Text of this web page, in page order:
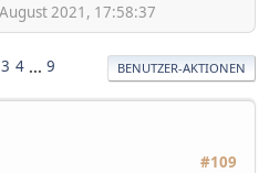
2021, 17:58:37
3 4 ... 9 BENUTZER-AKTIONEN
#109